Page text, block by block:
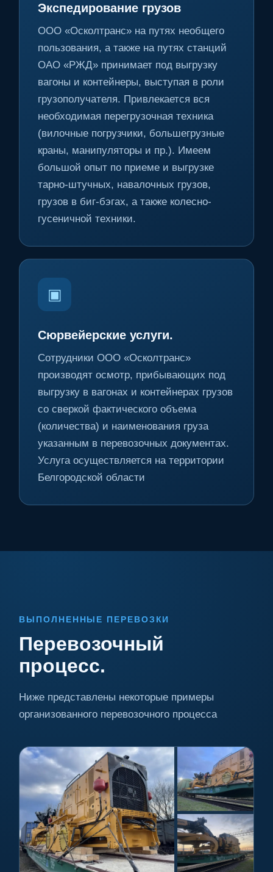
Экспедирование грузов
ООО «Осколтранс» на путях необщего
пользования, а также на путях станций
ОАО «РЖД» принимает под выгрузку
вагоны и контейнеры, выступая в роли
грузополучателя. Привлекается вся
необходимая перегрузочная техника
(вилочные погрузчики, большегрузные
краны, манипуляторы и пр.). Имеем
большой опыт по приеме и выгрузке
тарно-штучных, навалочных грузов,
грузов в биг-бэгах, а также колесно-
гусеничной техники.
▣
Сюрвейерские услуги.
Сотрудники ООО «Осколтранс»
производят осмотр, прибывающих под
выгрузку в вагонах и контейнерах грузов
со сверкой фактического объема
(количества) и наименования груза
указанным в перевозочных документах.
Услуга осуществляется на территории
Белгородской области
ВЫПОЛНЕННЫЕ ПЕРЕВОЗКИ
Перевозочный
процесс.
Ниже представлены некоторые примеры
организованного перевозочного процесса